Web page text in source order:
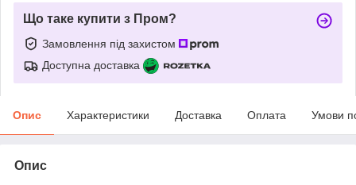
Що таке купити з Пром?
Замовлення під захистом
Доступна доставка
Опис Характеристики Доставка Оплата Умови
Опис